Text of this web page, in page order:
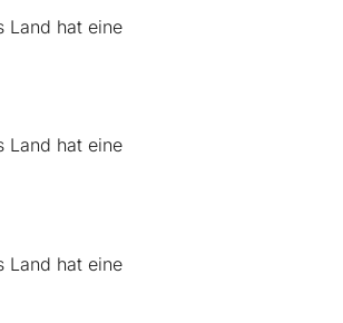
Land hat eine
Land hat eine
Land hat eine